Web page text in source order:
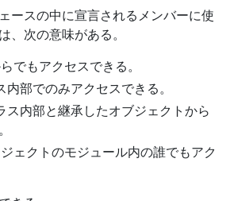
ースの中に宣言されるメンバーに使
、次の意味がある。
でもアクセスできる。
内部でのみアクセスできる。
ス内部と継承したオブジェクトから
ェクトのモジュール内の誰でもアク